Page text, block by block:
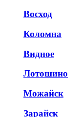
Восход
Коломна
Видное
Лотошино
Можайск
Зарайск